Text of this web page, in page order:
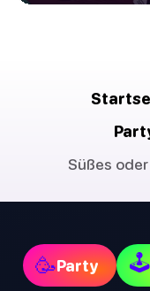
Süßes
🥳Party 🕹